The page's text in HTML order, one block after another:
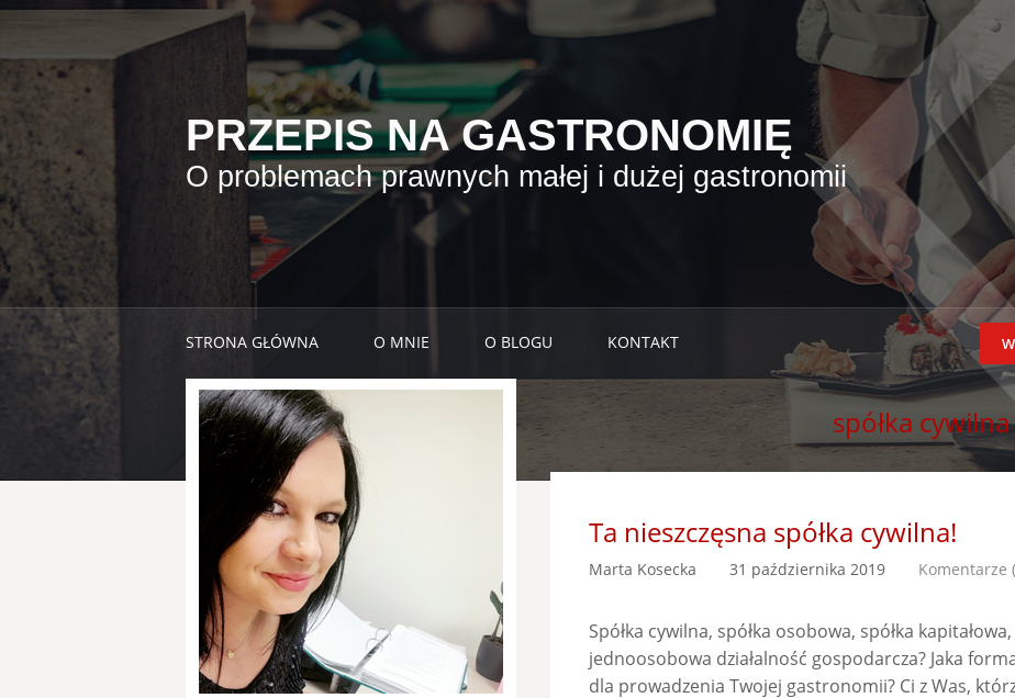
PRZEPIS NA GASTRONOMIĘ
O problemach prawnych małej i dużej gastronomii
STRONA GŁÓWNA O MNIE O BLOGU KONTAKT
spółka cywilna
Ta nieszczęsna spółka cywilna!
Marta Kosecka 31 października 2019 Komentarze
Spółka cywilna, spółka osobowa, spółka
jednoosobowa działalność gospodarcza? Jaka
dla prowadzenia Twojej gastronomii? Ci z Was,